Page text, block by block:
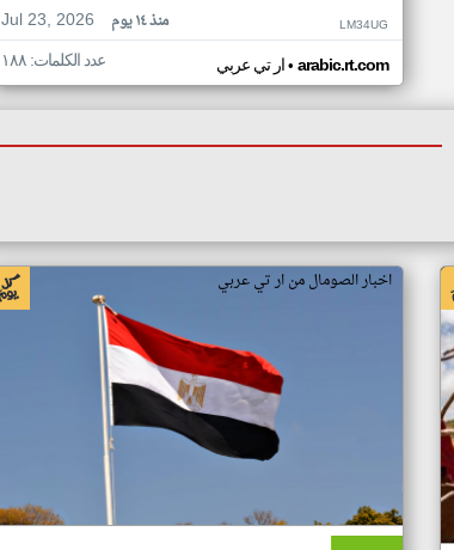
Jul 23, 2026
منذ ١٤ يوم LM34UG
ار تي عربي• arabic.rt.com عدد الكلمات: ١٨٨
اخبار الصومال من ار تي عربي